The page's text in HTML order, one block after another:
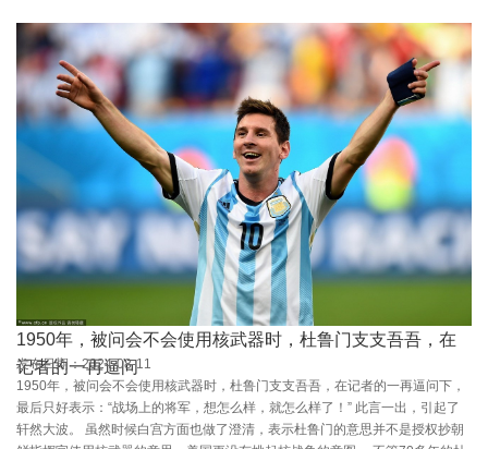
1950年，被问会不会使用核武器时，杜鲁门支支吾吾，在
记者的一再逼问
发布日期：2024-08-11
1950年，被问会不会使用核武器时，杜鲁门支支吾吾，在记者的一再逼问下，
最后只好表示：“战场上的将军，想怎么样，就怎么样了！” 此言一出，引起了
轩然大波。 虽然时候白宫方面也做了澄清，表示杜鲁门的意思并不是授权抄朝